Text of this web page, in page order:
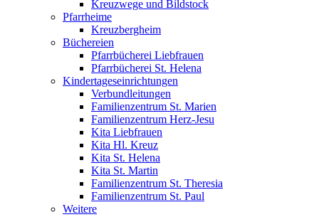
Kreuzwege und Bildstock
Pfarrheime
Kreuzbergheim
Büchereien
Pfarrbücherei Liebfrauen
Pfarrbücherei St. Helena
Kindertageseinrichtungen
Verbundleitungen
Familienzentrum St. Marien
Familienzentrum Herz-Jesu
Kita Liebfrauen
Kita Hl. Kreuz
Kita St. Helena
Kita St. Martin
Familienzentrum St. Theresia
Familienzentrum St. Paul
Weitere